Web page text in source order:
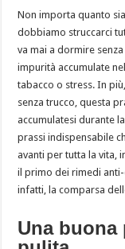
Non importa quanto
dobbiamo struccarci
va mai a dormire
impurità accumulate
tabacco o stress. In
senza trucco, questa
accumulatesi durante
prassi indispensabile
avanti per tutta la vita,
il primo dei rimedi anti-
infatti, la comparsa
Una buona